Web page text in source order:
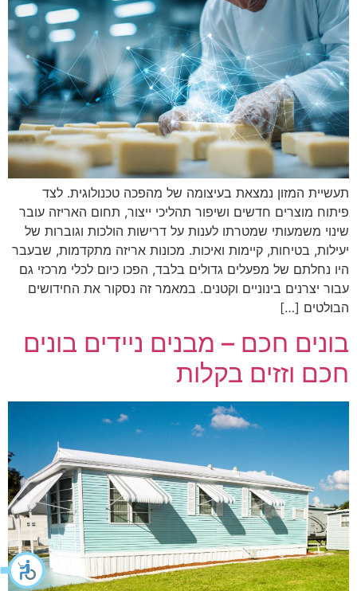
תעשיית המזון נמצאת בעיצומה של מהפכה טכנולוגית. לצד
פיתוח מוצרים חדשים ושיפור תהליכי ייצור, תחום האריזה עובר
שינוי משמעותי שמטרתו לענות על דרישות הולכות וגוברות של
יעילות, בטיחות, קיימות ואיכות. מכונות אריזה מתקדמות, שבעבר
היו נחלתם של מפעלים גדולים בלבד, הפכו כיום לכלי מרכזי גם
עבור יצרנים בינוניים וקטנים. במאמר זה נסקור את החידושים
הבולטים […]
בונים חכם – מבנים ניידים בונים
חכם וזזים בקלות